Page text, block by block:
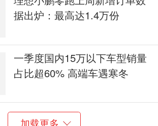
据出炉：最高达1.4万份
一季度国内15万以下车型销量
占比超60% 高端车遇寒冬
加载更多